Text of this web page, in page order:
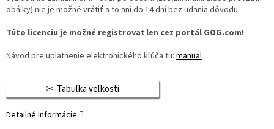
obálky) nie je možné vrátiť a to ani do 14 dní bez udania dôvodu.
Túto licenciu je možné registrovať len cez portál GOG.com!
Návod pre uplatnenie elektronického kľúča tu: manual
Tabuľka veľkostí
Detailné informácie